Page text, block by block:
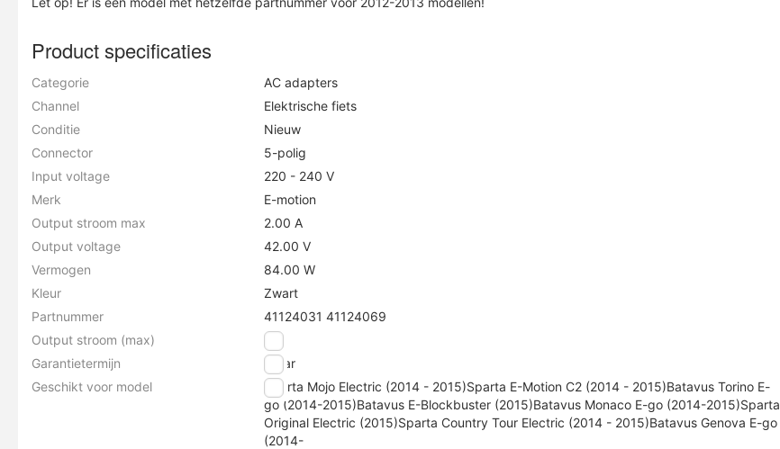
Product specificaties
Categorie
AC adapters
Channel
Elektrische fiets
Conditie
Nieuw
Connector
5-polig
Input voltage
220 - 240 V
Merk
E-motion
Output stroom max
2.00 A
Output voltage
42.00 V
Vermogen
84.00 W
Kleur
Zwart
Partnummer
41124031 41124069
Output stroom (max)
2 A
Garantietermijn
1 jaar
Geschikt voor model
Sparta Mojo Electric (2014 - 2015)Sparta E-Motion C2 (2014 - 2015)Batavus Torino E-
go (2014-2015)Batavus E-Blockbuster (2015)Batavus Monaco E-go (2014-2015)Sparta
Original Electric (2015)Sparta Country Tour Electric (2014 - 2015)Batavus Genova E-go
(2014-